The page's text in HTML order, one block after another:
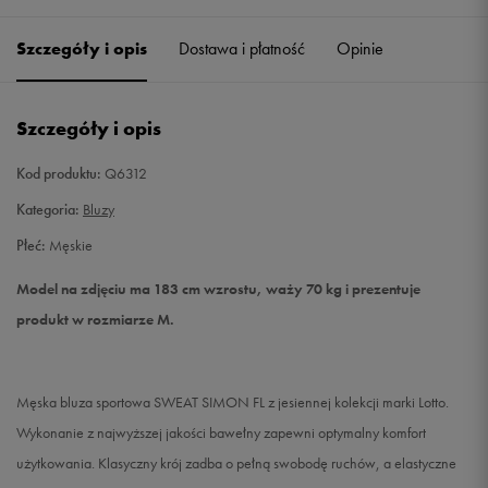
M Powiadom o dostępności
XXL
Szczegóły i opis Dostawa i płatność Opinie
Szczegóły i opis
Kod produktu: Q6312
Kategoria: Bluzy
Płeć: Męskie
Model na zdjęciu ma 183 cm wzrostu, waży 70 kg i prezentuje
produkt w rozmiarze M.
Męska bluza sportowa SWEAT SIMON FL z jesiennej kolekcji marki Lotto.
Wykonanie z najwyższej jakości bawełny zapewni optymalny komfort
użytkowania. Klasyczny krój zadba o pełną swobodę ruchów, a elastyczne